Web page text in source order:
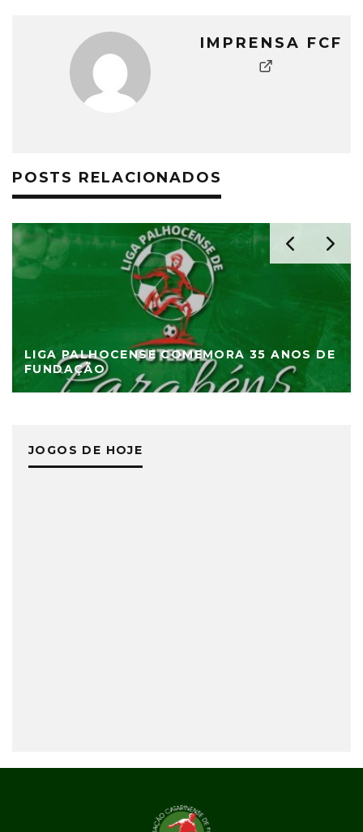
IMPRENSA FCF
POSTS RELACIONADOS
LIGA PALHOCENSE COMEMORA 35 ANOS DE
FUNDAÇÃO
JOGOS DE HOJE